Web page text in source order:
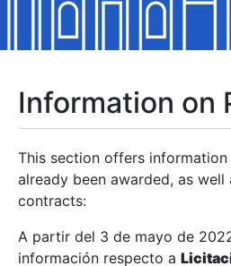
Show/Hide
Show/Hide
Show/Hide
Show/Hide
Information on
This section offers
already been awarded, as well
contracts:
A partir del 3 de mayo de
información respecto a